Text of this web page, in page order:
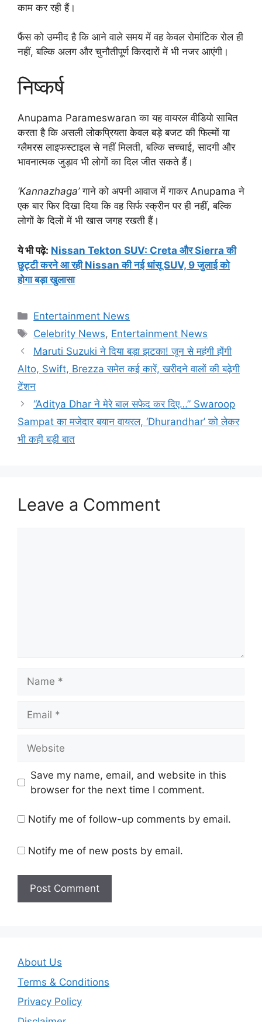
काम कर रही हैं।
फैंस को उम्मीद है कि आने वाले समय में वह केवल रोमांटिक रोल ही
नहीं, बल्कि अलग और चुनौतीपूर्ण किरदारों में भी नजर आएंगी।
निष्कर्ष
Anupama Parameswaran का यह वायरल वीडियो साबित
करता है कि असली लोकप्रियता केवल बड़े बजट की फिल्मों या
ग्लैमरस लाइफस्टाइल से नहीं मिलती, बल्कि सच्चाई, सादगी और
भावनात्मक जुड़ाव भी लोगों का दिल जीत सकते हैं।
‘Kannazhaga’गाने को अपनी आवाज में गाकर Anupama ने
एक बार फिर दिखा दिया कि वह सिर्फ स्क्रीन पर ही नहीं, बल्कि
लोगों के दिलों में भी खास जगह रखती हैं।
ये भी पढ़े: Nissan Tekton SUV: Creta और Sierra की
छुट्टी करने आ रही Nissan की नई धांसू SUV, 9 जुलाई को
होगा बड़ा खुलासा
Categories
Entertainment News
Tags
Celebrity News, Entertainment News
Maruti Suzuki ने दिया बड़ा झटका! जून से महंगी होंगी
Alto, Swift, Brezza समेत कई कारें, खरीदने वालों की बढ़ेगी
टेंशन
“Aditya Dhar ने मेरे बाल सफेद कर दिए…” Swaroop
Sampat का मजेदार बयान वायरल, ‘Dhurandhar’ को लेकर
भी कही बड़ी बात
Leave a Comment
Save my name, email, and website in this
browser for the next time I comment.
Notify me of follow-up comments by email.
Notify me of new posts by email.
About Us
Terms & Conditions
Privacy Policy